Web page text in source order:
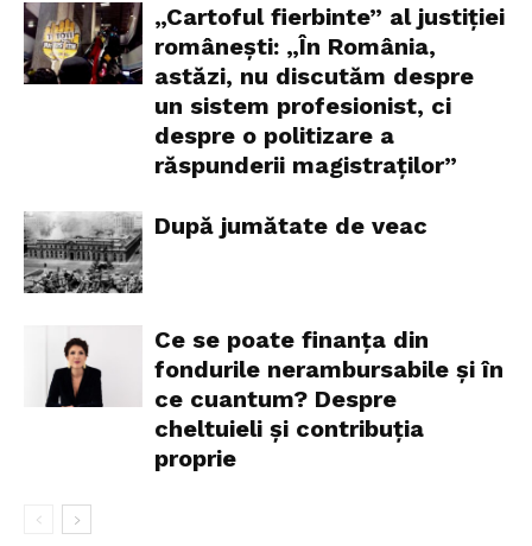
„Cartoful fierbinte” al justiției
românești: „În România,
astăzi, nu discutăm despre
un sistem profesionist, ci
despre o politizare a
răspunderii magistraților”
După jumătate de veac
Ce se poate finanța din
fondurile nerambursabile și în
ce cuantum? Despre
cheltuieli și contribuția
proprie